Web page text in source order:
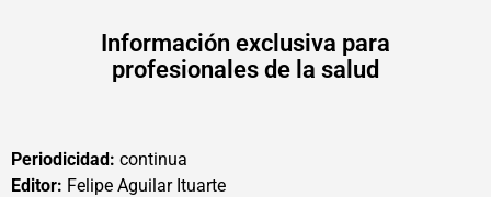
Información exclusiva para
profesionales de la salud
Periodicidad: continua
Editor: Felipe Aguilar Ituarte